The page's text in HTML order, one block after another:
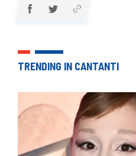
TRENDING IN CANTANTI